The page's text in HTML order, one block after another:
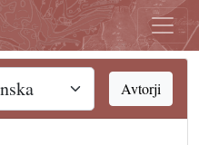
Avtorji